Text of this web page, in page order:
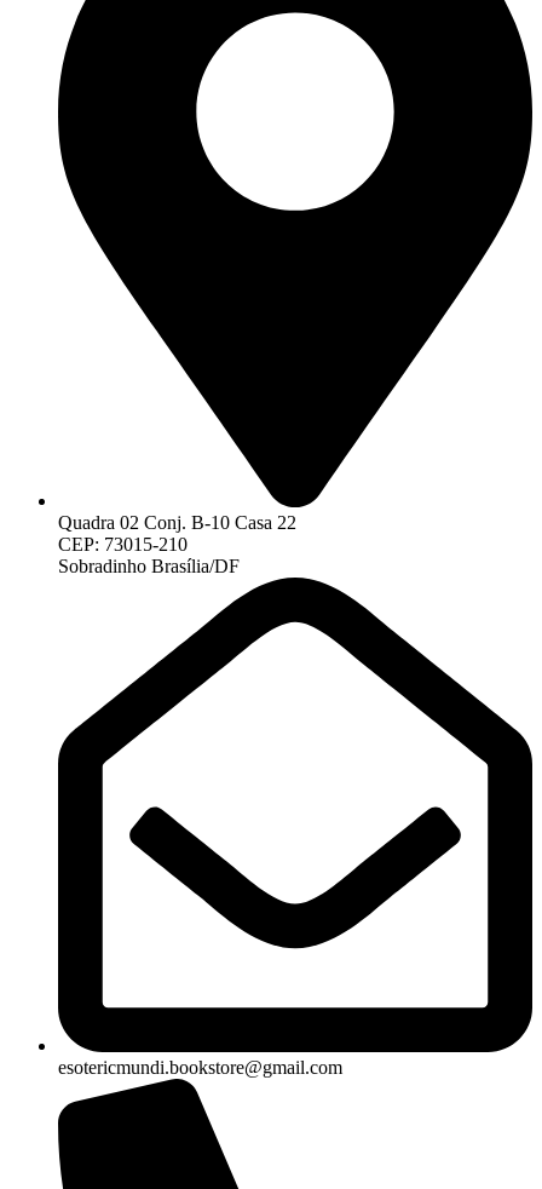
Quadra 02 Conj. B-10 Casa 22
CEP: 73015-210
Sobradinho Brasília/DF
esotericmundi.bookstore@gmail.com